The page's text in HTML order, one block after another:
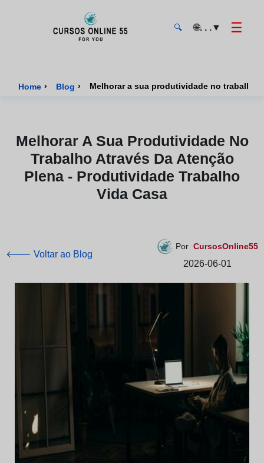
🔍 🌐. . .▼ ☰
Home › Blog › Melhorar a sua produtividade no trabalho
Melhorar A Sua Produtividade No
Trabalho Através Da Atenção
Plena - Produtividade Trabalho
Vida Casa
🡐 Voltar ao Blog
Por CursosOnline55
2026-06-01